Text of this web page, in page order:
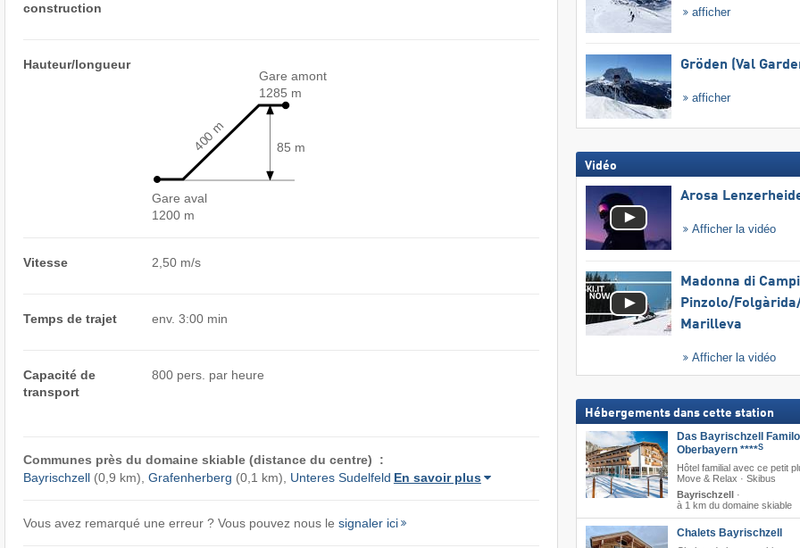
construction
Hauteur/longueur
Gare aval
1200 m
Gare amont
1285 m
85 m
400 m
Vitesse 2,50 m/s
Temps de trajet env. 3:00 min
Capacité de
transport
800 pers. par heure
Communes près du domaine skiable (distance du centre) :
Bayrischzell(0,9 km), Grafenherberg (0,1 km), Unteres Sudelfeld En savoir plus
Vous avez remarqué une erreur ? Vous pouvez nous le signaler ici
afficher
Gröden (Val
afficher
Vidéo
Arosa
Afficher la vidéo
Madonna di
Pinzolo/​
Marilleva
Afficher la vidéo
Hébergements dans cette station
Das Bayrischzell
Oberbayern ****S
Hôtel familial avec ce petit
Move & Relax · Skibus
Bayrischzell
·
à 1 km du domaine skiable
Chalets Bayrischzell